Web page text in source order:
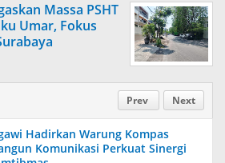
Massa PSHT
Umar, Fokus
Prev Next
Hadirkan Warung Kompas
Komunikasi Perkuat Sinergi